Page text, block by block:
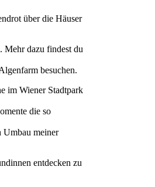
über die Häuser
Mehr dazu findest du
besuchen.
im Wiener Stadtpark
die so
Umbau meiner
entdecken zu